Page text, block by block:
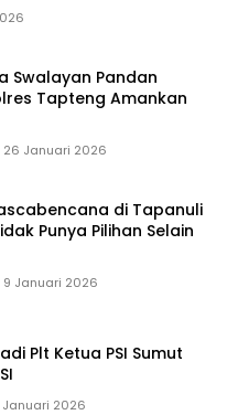
Swalayan Pandan
Tapteng Amankan
26 Januari 2026
di Tapanuli
Punya Pilihan Selain
9 Januari 2026
Plt Ketua PSI Sumut
Januari 2026